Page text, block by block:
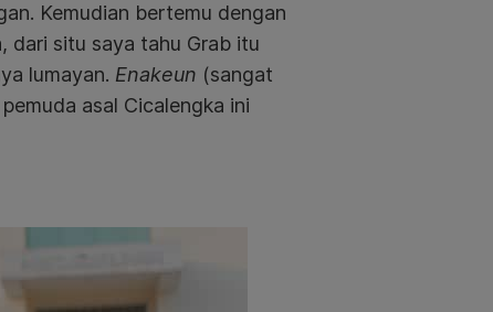
Kemudian bertemu dengan
dari situ saya tahu Grab itu
lumayan. Enakeun (sangat
asal Cicalengka ini